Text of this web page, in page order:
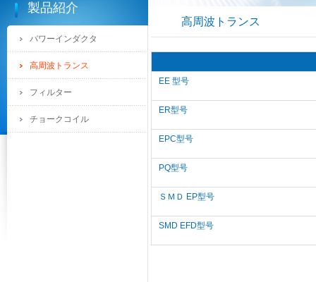
製品紹介
パワーインダクタ
高周波トランス
フィルター
チョークコイル
高周波トランス
EE 型号
ER型号
EPC型号
PQ型号
ＳＭＤ EP型号
SMD EFD型号